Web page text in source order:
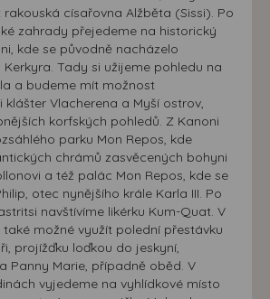
císařovna Alžběta (Sissi). Po
zahrady přejedeme na historický
kde se původně nacházelo
Tady si užijeme pohledu na
a budeme mít možnost
Vlacherena a Myší ostrov,
korfských pohledů. Z Kanoni
parku Mon Repos, kde
chrámů zasvěcených bohyni
a též palác Mon Repos, kde se
otec nynějšího krále Karla III. Po
navštívíme likérku Kum-Quat. V
možné využít polední přestávku
projížďku loďkou do jeskyní,
Panny Marie, případně oběd. V
vyjedeme na vyhlídkové místo
k zobrazování obsahu a reklam
zájmům.